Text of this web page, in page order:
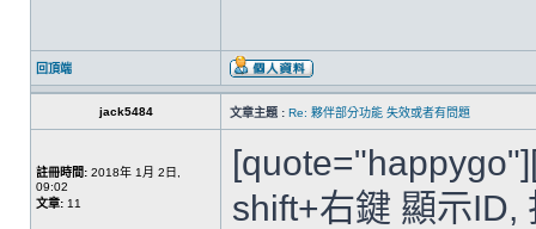
回頂端
jack5484 文章主題 : Re: 夥伴部分功能 失效或者有問題
註冊時間: 2018年 1月 2日,
09:02
文章: 11
shift+右鍵 顯示ID,